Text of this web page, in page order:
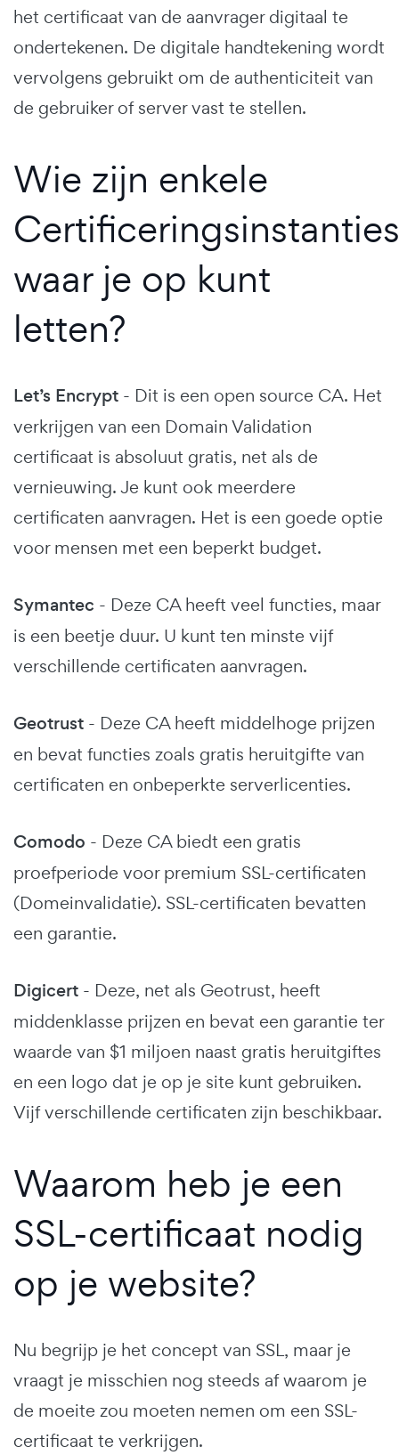
het certificaat van de aanvrager digitaal te
ondertekenen. De digitale handtekening wordt
vervolgens gebruikt om de authenticiteit van
de gebruiker of server vast te stellen.
Wie zijn enkele
Certificeringsinstanties
waar je op kunt
letten?
Let’s Encrypt - Dit is een open source CA. Het
verkrijgen van een Domain Validation
certificaat is absoluut gratis, net als de
vernieuwing. Je kunt ook meerdere
certificaten aanvragen. Het is een goede optie
voor mensen met een beperkt budget.
Symantec - Deze CA heeft veel functies, maar
is een beetje duur. U kunt ten minste vijf
verschillende certificaten aanvragen.
Geotrust - Deze CA heeft middelhoge prijzen
en bevat functies zoals gratis heruitgifte van
certificaten en onbeperkte serverlicenties.
Comodo - Deze CA biedt een gratis
proefperiode voor premium SSL-certificaten
(Domeinvalidatie). SSL-certificaten bevatten
een garantie.
Digicert - Deze, net als Geotrust, heeft
middenklasse prijzen en bevat een garantie ter
waarde van $1 miljoen naast gratis heruitgiftes
en een logo dat je op je site kunt gebruiken.
Vijf verschillende certificaten zijn beschikbaar.
Waarom heb je een
SSL-certificaat nodig
op je website?
Nu begrijp je het concept van SSL, maar je
vraagt je misschien nog steeds af waarom je
de moeite zou moeten nemen om een SSL-
certificaat te verkrijgen.